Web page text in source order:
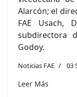
Alarcón; el
FAE Usach,
subdirectora
Godoy.
Noticias FAE 03
Leer Más